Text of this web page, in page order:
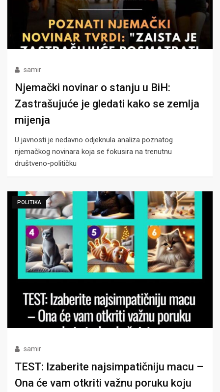
samir
Njemački novinar o stanju u BiH:
Zastrašujuće je gledati kako se zemlja
mijenja
U javnosti je nedavno odjeknula analiza poznatog
njemačkog novinara koja se fokusira na trenutnu
društveno-političku
POLITIKA
samir
TEST: Izaberite najsimpatičniju macu –
Ona će vam otkriti važnu poruku koju